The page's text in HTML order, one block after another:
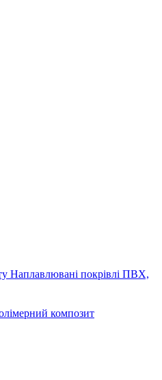
Наплавлювані покрівлі ПВХ,
композит